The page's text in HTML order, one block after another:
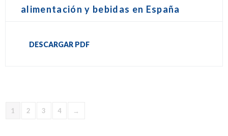
alimentación y bebidas en España
DESCARGAR PDF
1 2 3 4 →